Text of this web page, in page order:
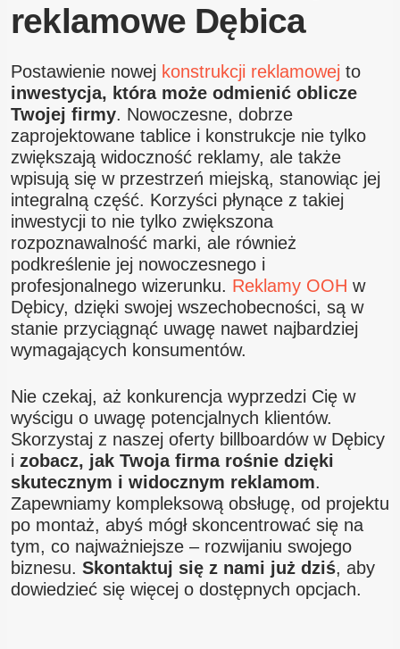
reklamowe Dębica
Postawienie nowej konstrukcji reklamowej to
inwestycja, która może odmienić oblicze
Twojej firmy. Nowoczesne, dobrze
zaprojektowane tablice i konstrukcje nie tylko
zwiększają widoczność reklamy, ale także
wpisują się w przestrzeń miejską, stanowiąc jej
integralną część. Korzyści płynące z takiej
inwestycji to nie tylko zwiększona
rozpoznawalność marki, ale również
podkreślenie jej nowoczesnego i
profesjonalnego wizerunku. Reklamy OOH w
Dębicy, dzięki swojej wszechobecności, są w
stanie przyciągnąć uwagę nawet najbardziej
wymagających konsumentów.
Nie czekaj, aż konkurencja wyprzedzi Cię w
wyścigu o uwagę potencjalnych klientów.
Skorzystaj z naszej oferty billboardów w Dębicy
i zobacz, jak Twoja firma rośnie dzięki
skutecznym i widocznym reklamom.
Zapewniamy kompleksową obsługę, od projektu
po montaż, abyś mógł skoncentrować się na
tym, co najważniejsze – rozwijaniu swojego
biznesu. Skontaktuj się z nami już dziś, aby
dowiedzieć się więcej o dostępnych opcjach.